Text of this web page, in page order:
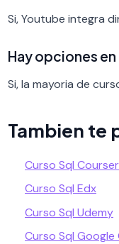
Si, Youtube integra
Hay opciones
Si, la mayoria de
Tambien te
Curso Sql
Curso Sql Edx
Curso Sql Udemy
Curso Sql Google